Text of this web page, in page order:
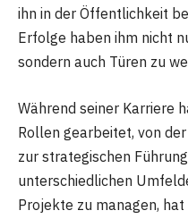
ihn in der Öffentlichkeit
Erfolge haben ihm nicht
sondern auch Türen zu
Während seiner Karriere
Rollen gearbeitet, von
zur strategischen
unterschiedlichen
Projekte zu managen,